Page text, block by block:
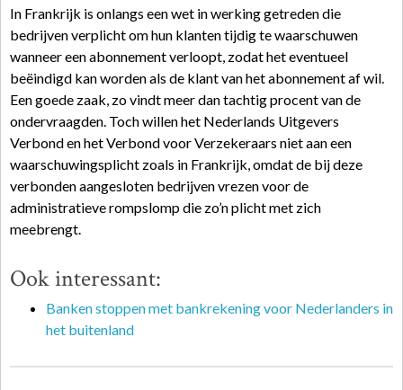
In Frankrijk is onlangs een wet in werking getreden die
bedrijven verplicht om hun klanten tijdig te waarschuwen
wanneer een abonnement verloopt, zodat het eventueel
beëindigd kan worden als de klant van het abonnement af wil.
Een goede zaak, zo vindt meer dan tachtig procent van de
ondervraagden. Toch willen het Nederlands Uitgevers
Verbond en het Verbond voor Verzekeraars niet aan een
waarschuwingsplicht zoals in Frankrijk, omdat de bij deze
verbonden aangesloten bedrijven vrezen voor de
administratieve rompslomp die zo’n plicht met zich
meebrengt.
Ook interessant:
Banken stoppen met bankrekening voor Nederlanders in
het buitenland